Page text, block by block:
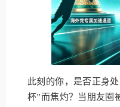
此刻的你，是否正身
杯”而焦灼？当朋友圈